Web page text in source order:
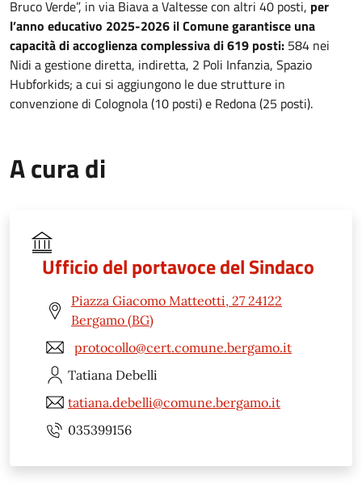
Bruco Verde”, in via Biava a Valtesse con altri 40 posti, per
l’anno educativo 2025-2026 il Comune garantisce una
capacità di accoglienza complessiva di 619 posti: 584 nei
Nidi a gestione diretta, indiretta, 2 Poli Infanzia, Spazio
Hubforkids; a cui si aggiungono le due strutture in
convenzione di Colognola (10 posti) e Redona (25 posti).
A cura di
Ufficio del portavoce del Sindaco
Piazza Giacomo Matteotti, 27 24122
Bergamo (BG)
protocollo@cert.comune.bergamo.it
Tatiana Debelli
tatiana.debelli@comune.bergamo.it
035399156